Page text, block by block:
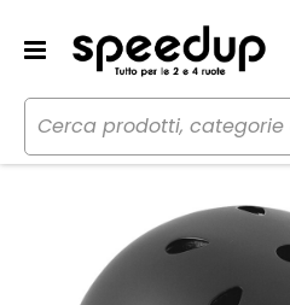
Home Bici Caschi bici
Casco bici Urbano Bomber